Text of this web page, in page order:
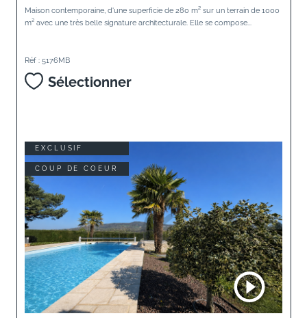
Maison contemporaine, d'une superficie de 280 m² sur un terrain de 1000
m² avec une très belle signature architecturale. Elle se compose...
Réf : 5176MB
Sélectionner
EXCLUSIF
COUP DE COEUR